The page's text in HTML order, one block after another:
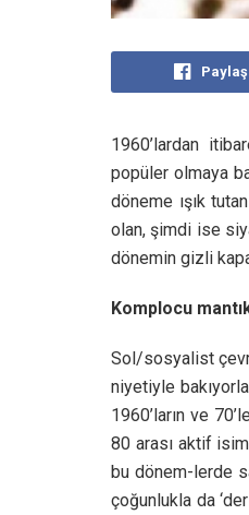
Paylaş
1960’lardan
popüler olmaya
döneme ışık
olan, şimdi ise
dönemin gizli
Komplocu
Sol/sosyalist
niyetiyle
1960’ların ve
80 arası aktif
bu dönem-lerde
çoğunlukla da